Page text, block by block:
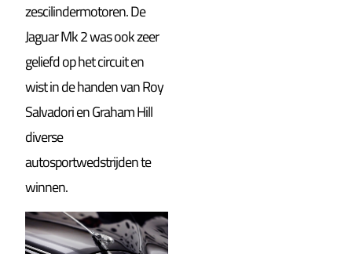
zescilindermotoren. De
Jaguar Mk 2 was ook zeer
geliefd op het circuit en
wist in de handen van Roy
Salvadori en Graham Hill
diverse
autosportwedstrijden te
winnen.